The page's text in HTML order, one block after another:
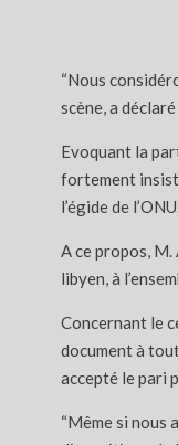
“Nous
scène, a
Evoquant la
fortement
l’égide de l’ONU.
A ce propos,
libyen, à
Concernant le
document à
accepté le pari
“Même si nous